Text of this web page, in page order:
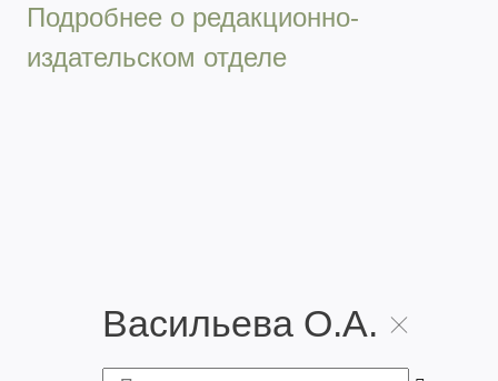
Подробнее о редакционно-
издательском отделе
Васильева О.А.